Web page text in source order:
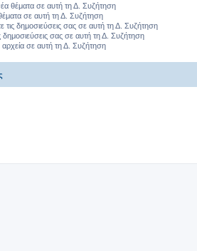
θέματα σε αυτή τη Δ. Συζήτηση
σε αυτή τη Δ. Συζήτηση
τις δημοσιεύσεις σας σε αυτή τη Δ. Συζήτηση
δημοσιεύσεις σας σε αυτή τη Δ. Συζήτηση
σε αυτή τη Δ. Συζήτηση